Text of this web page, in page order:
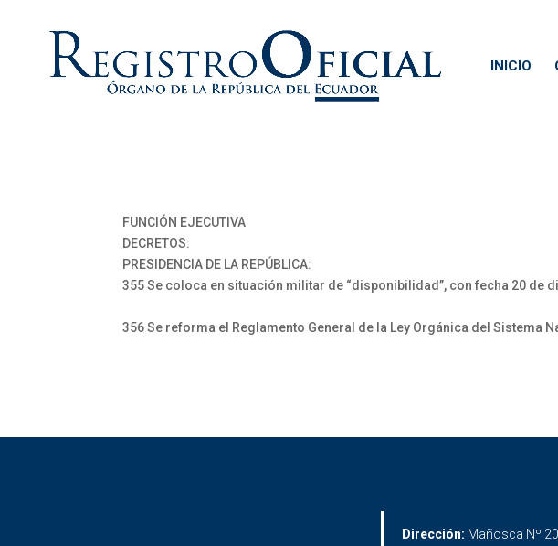
INICIO
FUNCIÓN EJECUTIVA
DECRETOS:
PRESIDENCIA DE LA REPÚBLICA:
355 Se coloca en situación militar de “disponibilidad”, con fecha 20 de
356 Se reforma el Reglamento General de la Ley Orgánica del Sistema
Dirección: Mañosca Nº